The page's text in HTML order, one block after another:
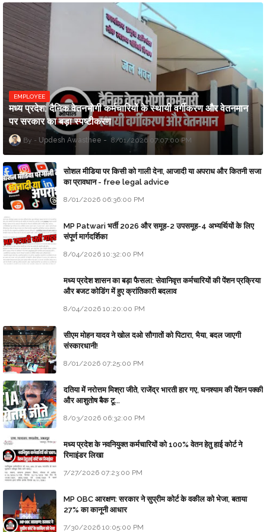
EMPLOYEE
मध्य प्रदेश: दैनिक वेतनभोगी कर्मचारियों के स्थायी वर्गीकरण और वेतनमान
पर सरकार का बड़ा स्पष्टीकरण
Updesh Awasthee 8/01/2026 07:07:00 PM
सोशल मीडिया पर किसी को गाली देना, आजादी या अपराध और कितनी सजा
का प्रावधान - free legal advice
8/01/2026 06:36:00 PM
MP Patwari भर्ती 2026 और समूह-2 उपसमूह-4 अभ्यर्थियों के लिए
संपूर्ण मार्गदर्शिका
8/04/2026 10:32:00 PM
मध्य प्रदेश शासन का बड़ा फैसला: सेवानिवृत्त कर्मचारियों की पेंशन प्रक्रिया
और बजट कोडिंग में हुए क्रांतिकारी बदलाव
8/04/2026 10:20:00 PM
सीएम मोहन यादव ने खोल दओ सौगातों को पिटारा, भैया, बदल जाएगी
संस्कारधानी!
8/01/2026 07:25:00 PM
दतिया में नरोत्तम मिश्रा जीते, राजेंद्र भारती हार गए, घनश्याम की पेंशन पक्की
और आशुतोष बैक टू...
8/03/2026 06:32:00 PM
मध्य प्रदेश के नवनियुक्त कर्मचारियों को 100% वेतन हेतु हाई कोर्ट ने
रिमाइंडर लिखा
7/27/2026 07:23:00 PM
MP OBC आरक्षण: सरकार ने सुप्रीम कोर्ट के वकील को भेजा, बताया
27% का कानूनी आधार
7/30/2026 10:05:00 PM